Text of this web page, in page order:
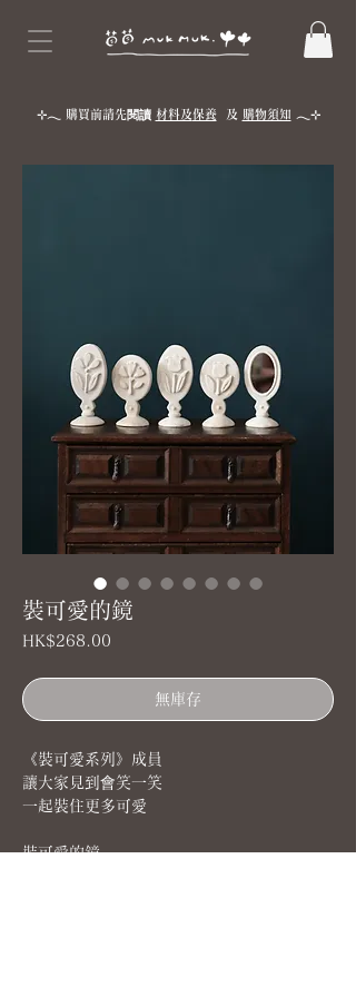
⊹𓂃 購買前請先閱讀 材料及保養及 購物須知 𓂃⊹
裝可愛的鏡
HK$268.00
無庫存
《裝可愛系列》成員
讓大家見到會笑一笑
一起裝住更多可愛
裝可愛的鏡